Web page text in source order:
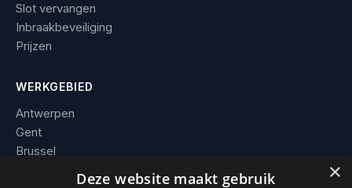
Slot vervangen
Inbraakbeveiliging
Prijzen
WERKGEBIED
Antwerpen
Gent
Brussel
×
Deze website maakt gebruik